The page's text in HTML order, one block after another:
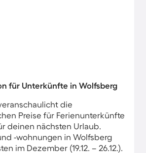
für Unterkünfte in Wolfsberg
die
Preise für Ferienunterkünfte
deinen nächsten Urlaub.
-wohnungen in Wolfsberg
im Dezember (19.12. – 26.12.).